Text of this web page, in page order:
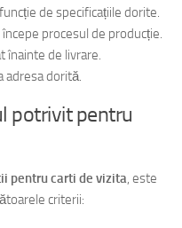
de specificațiile dorite.
procesul de producție.
înainte de livrare.
adresa dorită.
potrivit pentru
pentru carti de vizita, este
criterii: